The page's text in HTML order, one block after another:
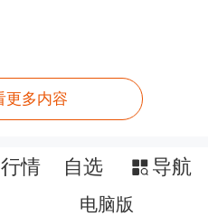
他确信能够阻止伊
“这仅仅是时间问
更多内容
行情 自选 导航
电脑版